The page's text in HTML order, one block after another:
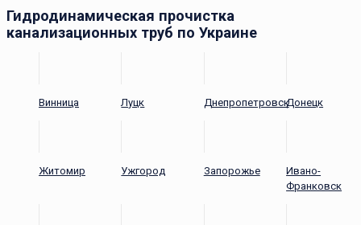
Гидродинамическая прочистка
канализационных труб по Украине
Винница Луцк ДнепропетровскДонецк
Житомир Ужгород Запорожье
Ивано-
Франковск